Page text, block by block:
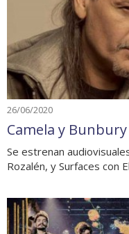
26/06/2020
Camela y
Se estrenan
Rozalén, y Surfaces con